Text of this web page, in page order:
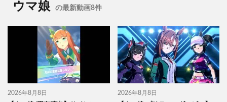
ウマ娘 の最新動画8件
2026年8月8日 2026年8月8日